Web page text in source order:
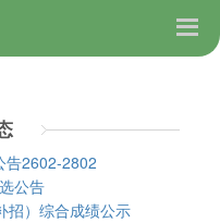
告2602-2802
公告
招）综合成绩公示